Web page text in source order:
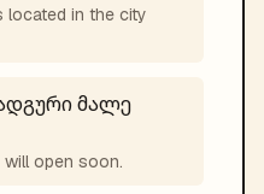
located in the city
მალე
open soon.